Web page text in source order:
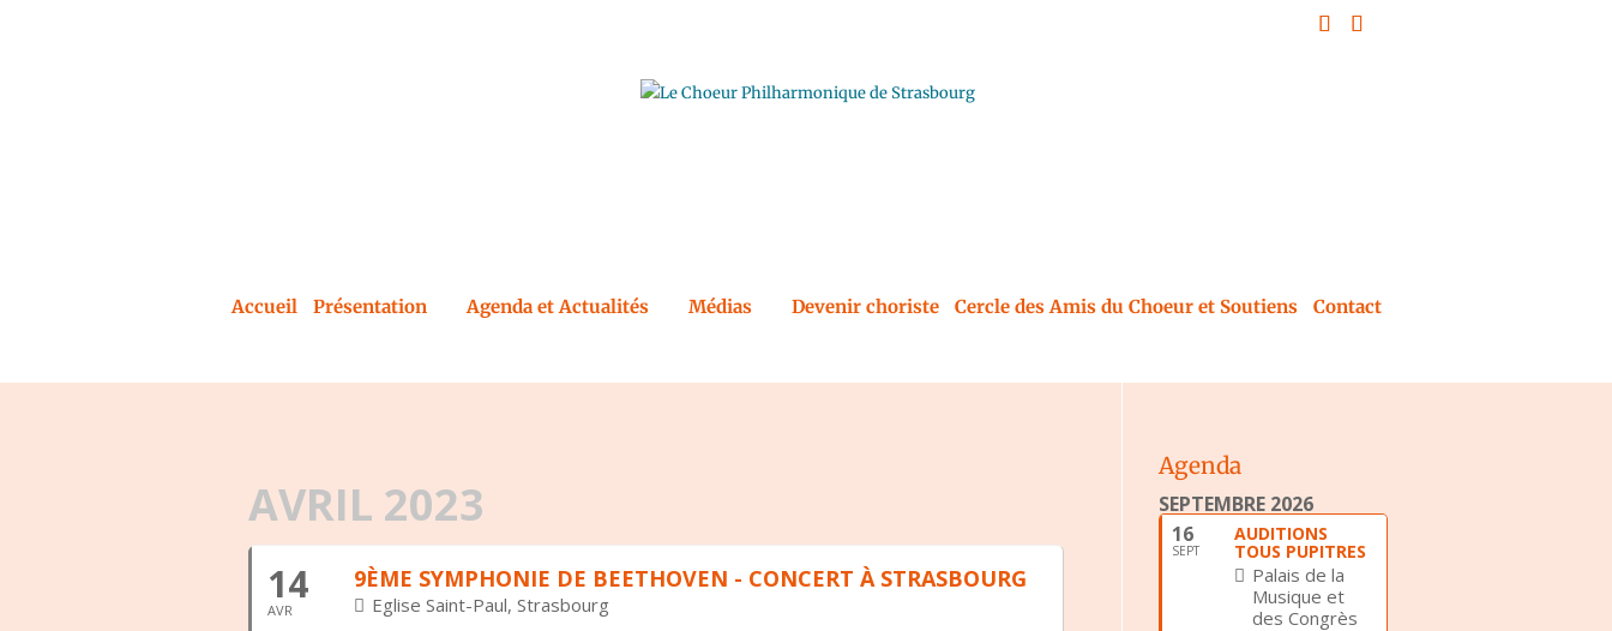
Accueil Présentation Agenda et Actualités Médias Devenir choriste Cercle des Amis du Choeur et Soutiens Contact
AVRIL 2023
14
AVR
9ÈME SYMPHONIE DE BEETHOVEN - CONCERT À STRASBOURG
Eglise Saint-Paul, Strasbourg
Agenda
SEPTEMBRE 2026
16
SEPT
AUDITIONS
TOUS PUPITRES
Palais de la
Musique et
des Congrès